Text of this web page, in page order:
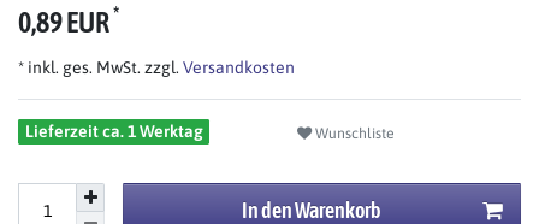
0,89 EUR*
* inkl. ges. MwSt. zzgl. Versandkosten
Lieferzeit ca. 1 Werktag Wunschliste
In den Warenkorb